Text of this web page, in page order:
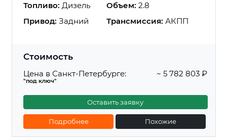
Топливо: Дизель Объем: 2.8
Привод: Задний Трансмиссия: АКПП
Стоимость
Цена в Санкт-Петербурге:
"под ключ"
~ 5 782 803 ₽
Оставить заявку
Подробнее Похожие